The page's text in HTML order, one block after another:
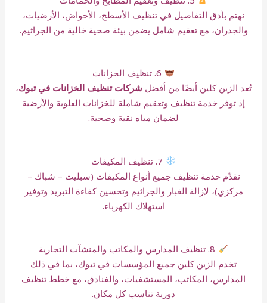
نهتم بأدق التفاصيل في تنظيف الأسطح، الأحواض، الأرضيات،
والجدران، مع تعقيم شامل يضمن بيئة صحية خالية من الجراثيم.
تُعد الزين كلين أيضًا من أفضل شركات تنظيف الخزانات في تبوك،
إذ توفر خدمة تنظيف وتعقيم شاملة للخزانات العلوية والأرضية
لضمان مياه نقية وصحية.
نقدّم خدمة تنظيف جميع أنواع المكيفات (سبليت – شباك –
مركزي)، لإزالة الغبار والجراثيم وتحسين كفاءة التبريد وتوفير
استهلاك الكهرباء.
تخدم الزين كلين جميع المؤسسات في تبوك، بما في ذلك
المدارس، المكاتب، المستشفيات، والفنادق، مع خطط تنظيف
دورية تناسب كل مكان.